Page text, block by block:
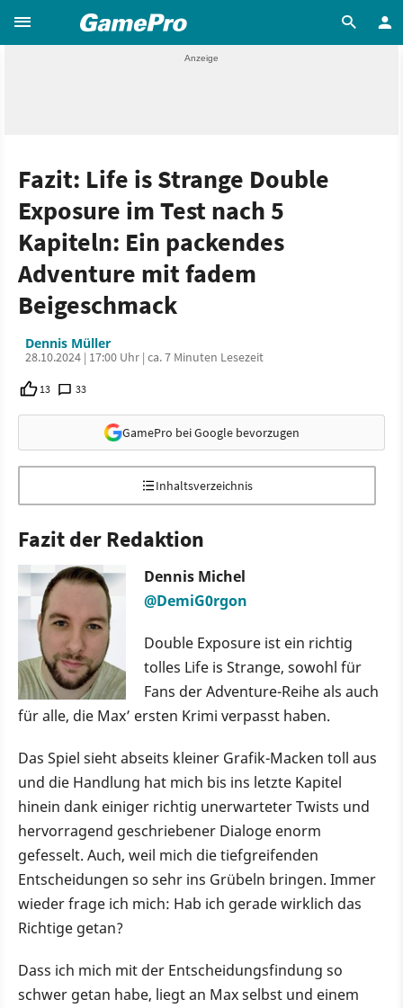
Fazit: Life is Strange Double
Exposure im Test nach 5
Kapiteln: Ein packendes
Adventure mit fadem
Beigeschmack
Dennis Müller
28.10.2024 | 17:00 Uhr | ca. 7 Minuten Lesezeit
13 33
GamePro bei Google bevorzugen
Inhaltsverzeichnis
Fazit der Redaktion
Dennis Michel
@DemiG0rgon
Double Exposure ist ein richtig
tolles Life is Strange, sowohl für
Fans der Adventure-Reihe als auch
für alle, die Max’ ersten Krimi verpasst haben.
Das Spiel sieht abseits kleiner Grafik-Macken toll aus
und die Handlung hat mich bis ins letzte Kapitel
hinein dank einiger richtig unerwarteter Twists und
hervorragend geschriebener Dialoge enorm
gefesselt. Auch, weil mich die tiefgreifenden
Entscheidungen so sehr ins Grübeln bringen. Immer
wieder frage ich mich: Hab ich gerade wirklich das
Richtige getan?
Dass ich mich mit der Entscheidungsfindung so
schwer getan habe, liegt an Max selbst und einem